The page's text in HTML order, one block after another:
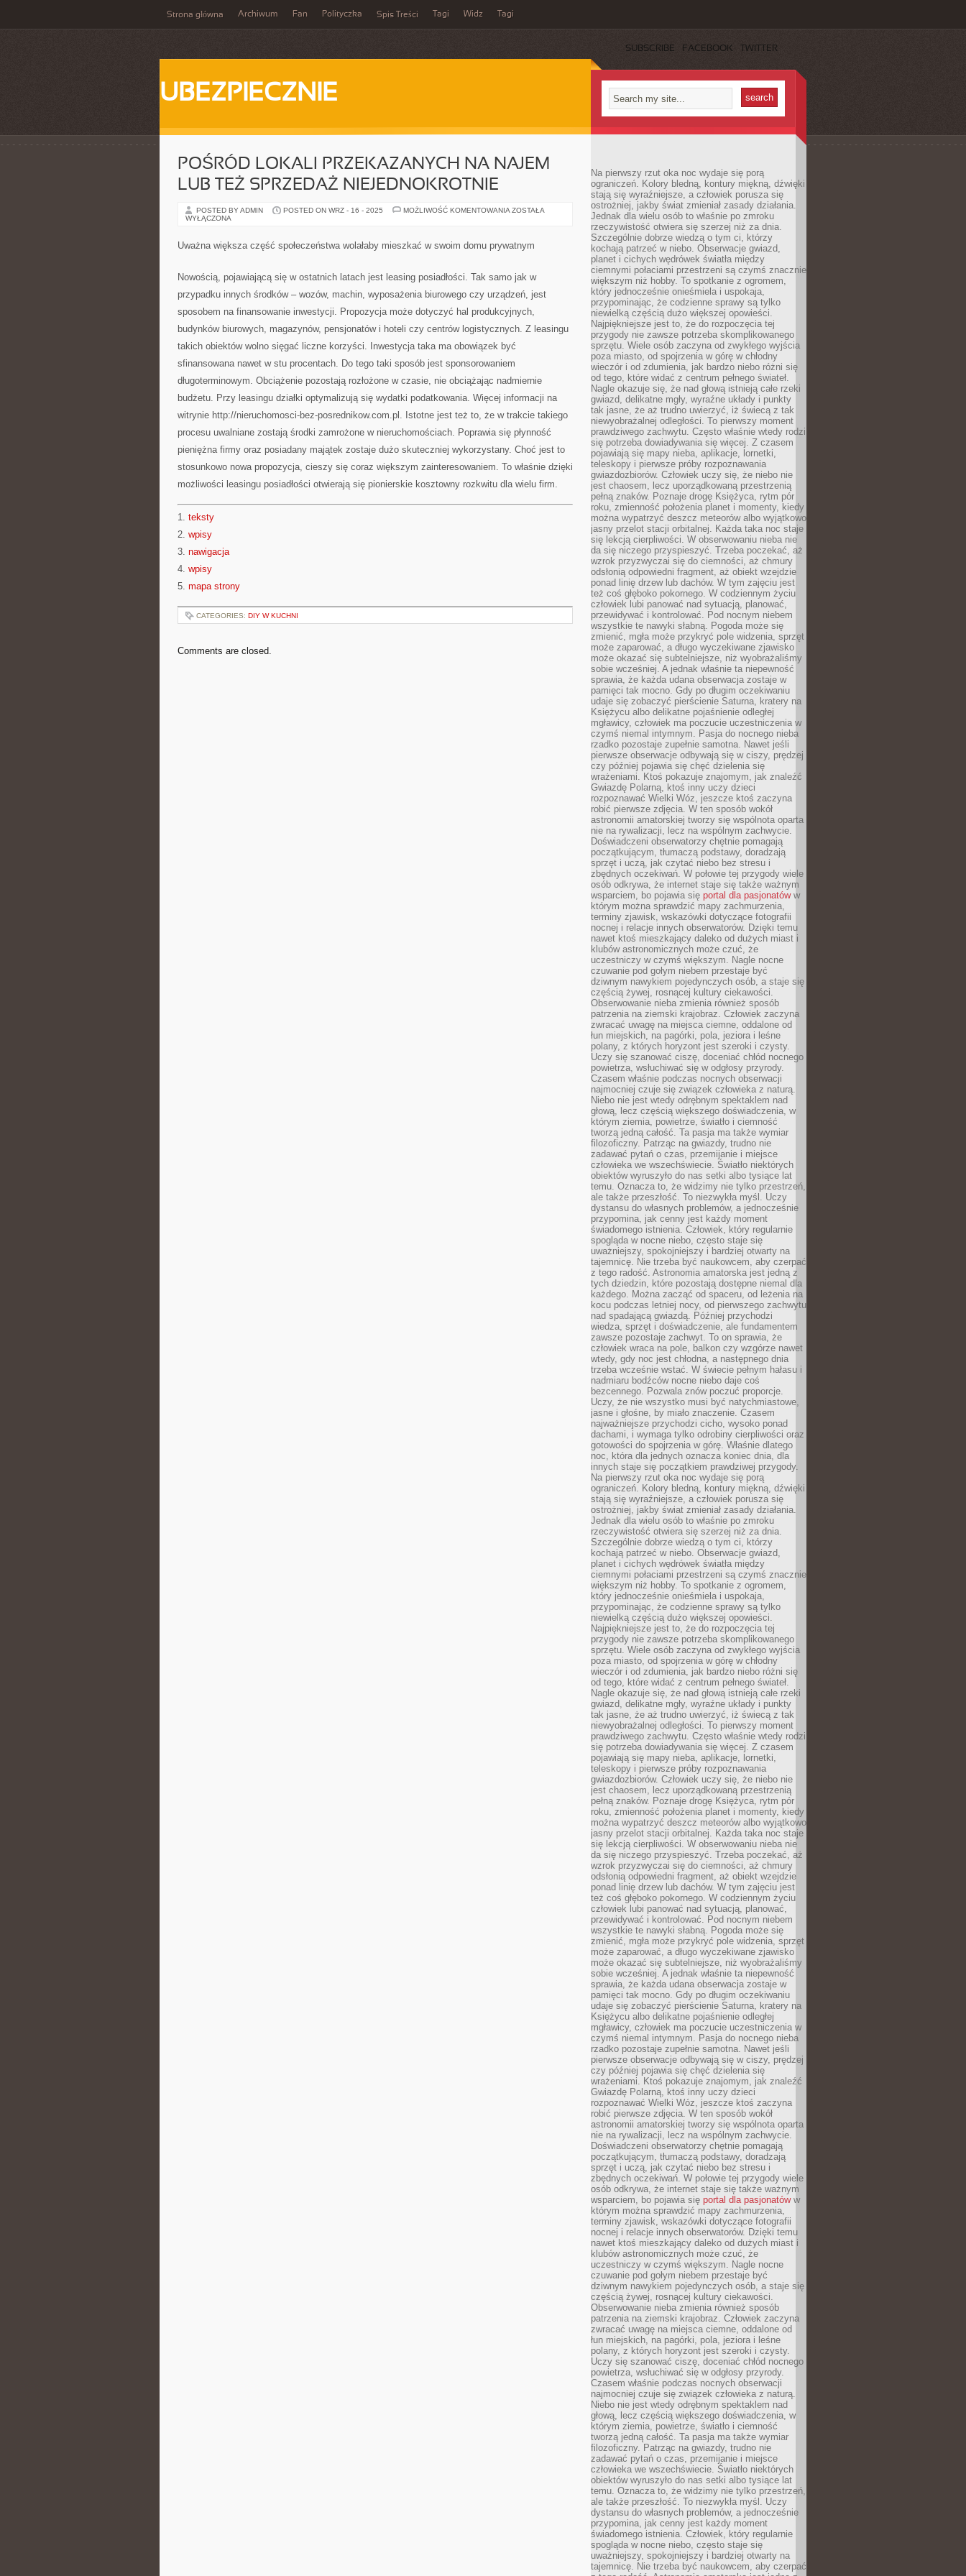
Strona główna Archiwum Fan Polityczka Spis Treści Tagi Widz Tagi
SUBSCRIBE FACEBOOK TWITTER
UBEZPIECZNIE
POŚRÓD LOKALI PRZEKAZANYCH NA NAJEM
LUB TEŻ SPRZEDAŻ NIEJEDNOKROTNIE
POSTED BY ADMIN POSTED ON WRZ - 16 - 2025 MOŻLIWOŚĆ KOMENTOWANIA POŚRÓD
NAJEM
LUB
NIEJEDNOKROTNIE
ZOSTAŁA
WYŁĄCZONA
Uważna większa część społeczeństwa wolałaby mieszkać w swoim domu prywatnym
Nowością, pojawiającą się w ostatnich latach jest leasing posiadłości. Tak samo jak w
przypadku innych środków – wozów, machin, wyposażenia biurowego czy urządzeń, jest
sposobem na finansowanie inwestycji. Propozycja może dotyczyć hal produkcyjnych,
budynków biurowych, magazynów, pensjonatów i hoteli czy centrów logistycznych. Z leasingu
takich obiektów wolno sięgać liczne korzyści. Inwestycja taka ma obowiązek być
sfinansowana nawet w stu procentach. Do tego taki sposób jest sponsorowaniem
długoterminowym. Obciążenie pozostają rozłożone w czasie, nie obciążając nadmiernie
budżetu. Przy leasingu działki optymalizują się wydatki podatkowania. Więcej informacji na
witrynie http://nieruchomosci-bez-posrednikow.com.pl. Istotne jest też to, że w trakcie takiego
procesu uwalniane zostają środki zamrożone w nieruchomościach. Poprawia się płynność
pieniężna firmy oraz posiadany majątek zostaje dużo skuteczniej wykorzystany. Choć jest to
stosunkowo nowa propozycja, cieszy się coraz większym zainteresowaniem. To właśnie dzięki
możliwości leasingu posiadłości otwierają się pionierskie kosztowny rozkwitu dla wielu firm.
1. teksty
2. wpisy
3. nawigacja
4. wpisy
5. mapa strony
CATEGORIES: DIY W KUCHNI
Comments are closed.
Na pierwszy rzut oka noc wydaje się porą
ograniczeń. Kolory bledną, kontury miękną, dźwięki
stają się wyraźniejsze, a człowiek porusza się
ostrożniej, jakby świat zmieniał zasady działania.
Jednak dla wielu osób to właśnie po zmroku
rzeczywistość otwiera się szerzej niż za dnia.
Szczególnie dobrze wiedzą o tym ci, którzy
kochają patrzeć w niebo. Obserwacje gwiazd,
planet i cichych wędrówek światła między
ciemnymi połaciami przestrzeni są czymś znacznie
większym niż hobby. To spotkanie z ogromem,
który jednocześnie onieśmiela i uspokaja,
przypominając, że codzienne sprawy są tylko
niewielką częścią dużo większej opowieści.
Najpiękniejsze jest to, że do rozpoczęcia tej
przygody nie zawsze potrzeba skomplikowanego
sprzętu. Wiele osób zaczyna od zwykłego wyjścia
poza miasto, od spojrzenia w górę w chłodny
wieczór i od zdumienia, jak bardzo niebo różni się
od tego, które widać z centrum pełnego świateł.
Nagle okazuje się, że nad głową istnieją całe rzeki
gwiazd, delikatne mgły, wyraźne układy i punkty
tak jasne, że aż trudno uwierzyć, iż świecą z tak
niewyobrażalnej odległości. To pierwszy moment
prawdziwego zachwytu. Często właśnie wtedy rodzi
się potrzeba dowiadywania się więcej. Z czasem
pojawiają się mapy nieba, aplikacje, lornetki,
teleskopy i pierwsze próby rozpoznawania
gwiazdozbiorów. Człowiek uczy się, że niebo nie
jest chaosem, lecz uporządkowaną przestrzenią
pełną znaków. Poznaje drogę Księżyca, rytm pór
roku, zmienność położenia planet i momenty, kiedy
można wypatrzyć deszcz meteorów albo wyjątkowo
jasny przelot stacji orbitalnej. Każda taka noc staje
się lekcją cierpliwości. W obserwowaniu nieba nie
da się niczego przyspieszyć. Trzeba poczekać, aż
wzrok przyzwyczai się do ciemności, aż chmury
odsłonią odpowiedni fragment, aż obiekt wzejdzie
ponad linię drzew lub dachów. W tym zajęciu jest
też coś głęboko pokornego. W codziennym życiu
człowiek lubi panować nad sytuacją, planować,
przewidywać i kontrolować. Pod nocnym niebem
wszystkie te nawyki słabną. Pogoda może się
zmienić, mgła może przykryć pole widzenia, sprzęt
może zaparować, a długo wyczekiwane zjawisko
może okazać się subtelniejsze, niż wyobrażaliśmy
sobie wcześniej. A jednak właśnie ta niepewność
sprawia, że każda udana obserwacja zostaje w
pamięci tak mocno. Gdy po długim oczekiwaniu
udaje się zobaczyć pierścienie Saturna, kratery na
Księżycu albo delikatne pojaśnienie odległej
mgławicy, człowiek ma poczucie uczestniczenia w
czymś niemal intymnym. Pasja do nocnego nieba
rzadko pozostaje zupełnie samotna. Nawet jeśli
pierwsze obserwacje odbywają się w ciszy, prędzej
czy później pojawia się chęć dzielenia się
wrażeniami. Ktoś pokazuje znajomym, jak znaleźć
Gwiazdę Polarną, ktoś inny uczy dzieci
rozpoznawać Wielki Wóz, jeszcze ktoś zaczyna
robić pierwsze zdjęcia. W ten sposób wokół
astronomii amatorskiej tworzy się wspólnota oparta
nie na rywalizacji, lecz na wspólnym zachwycie.
Doświadczeni obserwatorzy chętnie pomagają
początkującym, tłumaczą podstawy, doradzają
sprzęt i uczą, jak czytać niebo bez stresu i
zbędnych oczekiwań. W połowie tej przygody wiele
osób odkrywa, że internet staje się także ważnym
wsparciem, bo pojawia się portal dla pasjonatóww
którym można sprawdzić mapy zachmurzenia,
terminy zjawisk, wskazówki dotyczące fotografii
nocnej i relacje innych obserwatorów. Dzięki temu
nawet ktoś mieszkający daleko od dużych miast i
klubów astronomicznych może czuć, że
uczestniczy w czymś większym. Nagle nocne
czuwanie pod gołym niebem przestaje być
dziwnym nawykiem pojedynczych osób, a staje się
częścią żywej, rosnącej kultury ciekawości.
Obserwowanie nieba zmienia również sposób
patrzenia na ziemski krajobraz. Człowiek zaczyna
zwracać uwagę na miejsca ciemne, oddalone od
łun miejskich, na pagórki, pola, jeziora i leśne
polany, z których horyzont jest szeroki i czysty.
Uczy się szanować ciszę, doceniać chłód nocnego
powietrza, wsłuchiwać się w odgłosy przyrody.
Czasem właśnie podczas nocnych obserwacji
najmocniej czuje się związek człowieka z naturą.
Niebo nie jest wtedy odrębnym spektaklem nad
głową, lecz częścią większego doświadczenia, w
którym ziemia, powietrze, światło i ciemność
tworzą jedną całość. Ta pasja ma także wymiar
filozoficzny. Patrząc na gwiazdy, trudno nie
zadawać pytań o czas, przemijanie i miejsce
człowieka we wszechświecie. Światło niektórych
obiektów wyruszyło do nas setki albo tysiące lat
temu. Oznacza to, że widzimy nie tylko przestrzeń,
ale także przeszłość. To niezwykła myśl. Uczy
dystansu do własnych problemów, a jednocześnie
przypomina, jak cenny jest każdy moment
świadomego istnienia. Człowiek, który regularnie
spogląda w nocne niebo, często staje się
uważniejszy, spokojniejszy i bardziej otwarty na
tajemnicę. Nie trzeba być naukowcem, aby czerpać
z tego radość. Astronomia amatorska jest jedną z
tych dziedzin, które pozostają dostępne niemal dla
każdego. Można zacząć od spaceru, od leżenia na
kocu podczas letniej nocy, od pierwszego zachwytu
nad spadającą gwiazdą. Później przychodzi
wiedza, sprzęt i doświadczenie, ale fundamentem
zawsze pozostaje zachwyt. To on sprawia, że
człowiek wraca na pole, balkon czy wzgórze nawet
wtedy, gdy noc jest chłodna, a następnego dnia
trzeba wcześnie wstać. W świecie pełnym hałasu i
nadmiaru bodźców nocne niebo daje coś
bezcennego. Pozwala znów poczuć proporcje.
Uczy, że nie wszystko musi być natychmiastowe,
jasne i głośne, by miało znaczenie. Czasem
najważniejsze przychodzi cicho, wysoko ponad
dachami, i wymaga tylko odrobiny cierpliwości oraz
gotowości do spojrzenia w górę. Właśnie dlatego
noc, która dla jednych oznacza koniec dnia, dla
innych staje się początkiem prawdziwej przygody.
Na pierwszy rzut oka noc wydaje się porą
ograniczeń. Kolory bledną, kontury miękną, dźwięki
stają się wyraźniejsze, a człowiek porusza się
ostrożniej, jakby świat zmieniał zasady działania.
Jednak dla wielu osób to właśnie po zmroku
rzeczywistość otwiera się szerzej niż za dnia.
Szczególnie dobrze wiedzą o tym ci, którzy
kochają patrzeć w niebo. Obserwacje gwiazd,
planet i cichych wędrówek światła między
ciemnymi połaciami przestrzeni są czymś znacznie
większym niż hobby. To spotkanie z ogromem,
który jednocześnie onieśmiela i uspokaja,
przypominając, że codzienne sprawy są tylko
niewielką częścią dużo większej opowieści.
Najpiękniejsze jest to, że do rozpoczęcia tej
przygody nie zawsze potrzeba skomplikowanego
sprzętu. Wiele osób zaczyna od zwykłego wyjścia
poza miasto, od spojrzenia w górę w chłodny
wieczór i od zdumienia, jak bardzo niebo różni się
od tego, które widać z centrum pełnego świateł.
Nagle okazuje się, że nad głową istnieją całe rzeki
gwiazd, delikatne mgły, wyraźne układy i punkty
tak jasne, że aż trudno uwierzyć, iż świecą z tak
niewyobrażalnej odległości. To pierwszy moment
prawdziwego zachwytu. Często właśnie wtedy rodzi
się potrzeba dowiadywania się więcej. Z czasem
pojawiają się mapy nieba, aplikacje, lornetki,
teleskopy i pierwsze próby rozpoznawania
gwiazdozbiorów. Człowiek uczy się, że niebo nie
jest chaosem, lecz uporządkowaną przestrzenią
pełną znaków. Poznaje drogę Księżyca, rytm pór
roku, zmienność położenia planet i momenty, kiedy
można wypatrzyć deszcz meteorów albo wyjątkowo
jasny przelot stacji orbitalnej. Każda taka noc staje
się lekcją cierpliwości. W obserwowaniu nieba nie
da się niczego przyspieszyć. Trzeba poczekać, aż
wzrok przyzwyczai się do ciemności, aż chmury
odsłonią odpowiedni fragment, aż obiekt wzejdzie
ponad linię drzew lub dachów. W tym zajęciu jest
też coś głęboko pokornego. W codziennym życiu
człowiek lubi panować nad sytuacją, planować,
przewidywać i kontrolować. Pod nocnym niebem
wszystkie te nawyki słabną. Pogoda może się
zmienić, mgła może przykryć pole widzenia, sprzęt
może zaparować, a długo wyczekiwane zjawisko
może okazać się subtelniejsze, niż wyobrażaliśmy
sobie wcześniej. A jednak właśnie ta niepewność
sprawia, że każda udana obserwacja zostaje w
pamięci tak mocno. Gdy po długim oczekiwaniu
udaje się zobaczyć pierścienie Saturna, kratery na
Księżycu albo delikatne pojaśnienie odległej
mgławicy, człowiek ma poczucie uczestniczenia w
czymś niemal intymnym. Pasja do nocnego nieba
rzadko pozostaje zupełnie samotna. Nawet jeśli
pierwsze obserwacje odbywają się w ciszy, prędzej
czy później pojawia się chęć dzielenia się
wrażeniami. Ktoś pokazuje znajomym, jak znaleźć
Gwiazdę Polarną, ktoś inny uczy dzieci
rozpoznawać Wielki Wóz, jeszcze ktoś zaczyna
robić pierwsze zdjęcia. W ten sposób wokół
astronomii amatorskiej tworzy się wspólnota oparta
nie na rywalizacji, lecz na wspólnym zachwycie.
Doświadczeni obserwatorzy chętnie pomagają
początkującym, tłumaczą podstawy, doradzają
sprzęt i uczą, jak czytać niebo bez stresu i
zbędnych oczekiwań. W połowie tej przygody wiele
osób odkrywa, że internet staje się także ważnym
wsparciem, bo pojawia się portal dla pasjonatóww
którym można sprawdzić mapy zachmurzenia,
terminy zjawisk, wskazówki dotyczące fotografii
nocnej i relacje innych obserwatorów. Dzięki temu
nawet ktoś mieszkający daleko od dużych miast i
klubów astronomicznych może czuć, że
uczestniczy w czymś większym. Nagle nocne
czuwanie pod gołym niebem przestaje być
dziwnym nawykiem pojedynczych osób, a staje się
częścią żywej, rosnącej kultury ciekawości.
Obserwowanie nieba zmienia również sposób
patrzenia na ziemski krajobraz. Człowiek zaczyna
zwracać uwagę na miejsca ciemne, oddalone od
łun miejskich, na pagórki, pola, jeziora i leśne
polany, z których horyzont jest szeroki i czysty.
Uczy się szanować ciszę, doceniać chłód nocnego
powietrza, wsłuchiwać się w odgłosy przyrody.
Czasem właśnie podczas nocnych obserwacji
najmocniej czuje się związek człowieka z naturą.
Niebo nie jest wtedy odrębnym spektaklem nad
głową, lecz częścią większego doświadczenia, w
którym ziemia, powietrze, światło i ciemność
tworzą jedną całość. Ta pasja ma także wymiar
filozoficzny. Patrząc na gwiazdy, trudno nie
zadawać pytań o czas, przemijanie i miejsce
człowieka we wszechświecie. Światło niektórych
obiektów wyruszyło do nas setki albo tysiące lat
temu. Oznacza to, że widzimy nie tylko przestrzeń,
ale także przeszłość. To niezwykła myśl. Uczy
dystansu do własnych problemów, a jednocześnie
przypomina, jak cenny jest każdy moment
świadomego istnienia. Człowiek, który regularnie
spogląda w nocne niebo, często staje się
uważniejszy, spokojniejszy i bardziej otwarty na
tajemnicę. Nie trzeba być naukowcem, aby czerpać